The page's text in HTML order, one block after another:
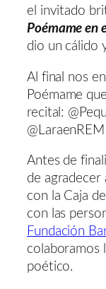
el invitado
Poémame en
dio un cálido
Al final nos
Poémame
recital:
Antes de
de agradecer
con la Caja
con las
Fundación
colaboramos
poético.